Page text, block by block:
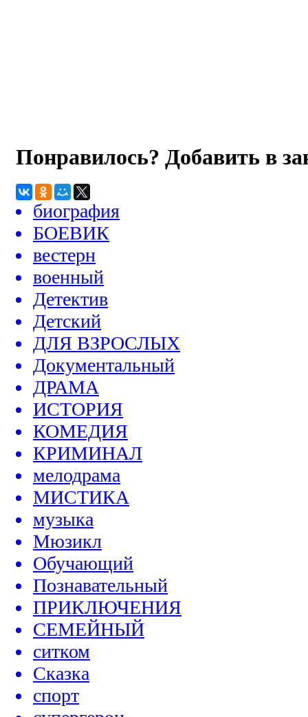
Понравилось? Добавить в
биография
БОЕВИК
вестерн
военный
Детектив
Детский
ДЛЯ ВЗРОСЛЫХ
Документальный
ДРАМА
ИСТОРИЯ
КОМЕДИЯ
КРИМИНАЛ
мелодрама
МИСТИКА
музыка
Мюзикл
Обучающий
Познавательный
ПРИКЛЮЧЕНИЯ
СЕМЕЙНЫЙ
ситком
Сказка
спорт